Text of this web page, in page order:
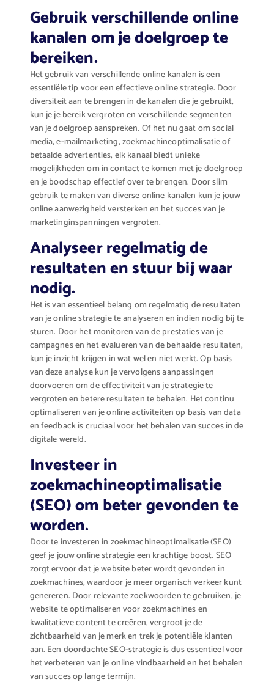
Gebruik verschillende online
kanalen om je doelgroep te
bereiken.
Het gebruik van verschillende online kanalen is een
essentiële tip voor een effectieve online strategie. Door
diversiteit aan te brengen in de kanalen die je gebruikt,
kun je je bereik vergroten en verschillende segmenten
van je doelgroep aanspreken. Of het nu gaat om social
media, e-mailmarketing, zoekmachineoptimalisatie of
betaalde advertenties, elk kanaal biedt unieke
mogelijkheden om in contact te komen met je doelgroep
en je boodschap effectief over te brengen. Door slim
gebruik te maken van diverse online kanalen kun je jouw
online aanwezigheid versterken en het succes van je
marketinginspanningen vergroten.
Analyseer regelmatig de
resultaten en stuur bij waar
nodig.
Het is van essentieel belang om regelmatig de resultaten
van je online strategie te analyseren en indien nodig bij te
sturen. Door het monitoren van de prestaties van je
campagnes en het evalueren van de behaalde resultaten,
kun je inzicht krijgen in wat wel en niet werkt. Op basis
van deze analyse kun je vervolgens aanpassingen
doorvoeren om de effectiviteit van je strategie te
vergroten en betere resultaten te behalen. Het continu
optimaliseren van je online activiteiten op basis van data
en feedback is cruciaal voor het behalen van succes in de
digitale wereld.
Investeer in
zoekmachineoptimalisatie
(SEO) om beter gevonden te
worden.
Door te investeren in zoekmachineoptimalisatie (SEO)
geef je jouw online strategie een krachtige boost. SEO
zorgt ervoor dat je website beter wordt gevonden in
zoekmachines, waardoor je meer organisch verkeer kunt
genereren. Door relevante zoekwoorden te gebruiken, je
website te optimaliseren voor zoekmachines en
kwalitatieve content te creëren, vergroot je de
zichtbaarheid van je merk en trek je potentiële klanten
aan. Een doordachte SEO-strategie is dus essentieel voor
het verbeteren van je online vindbaarheid en het behalen
van succes op lange termijn.